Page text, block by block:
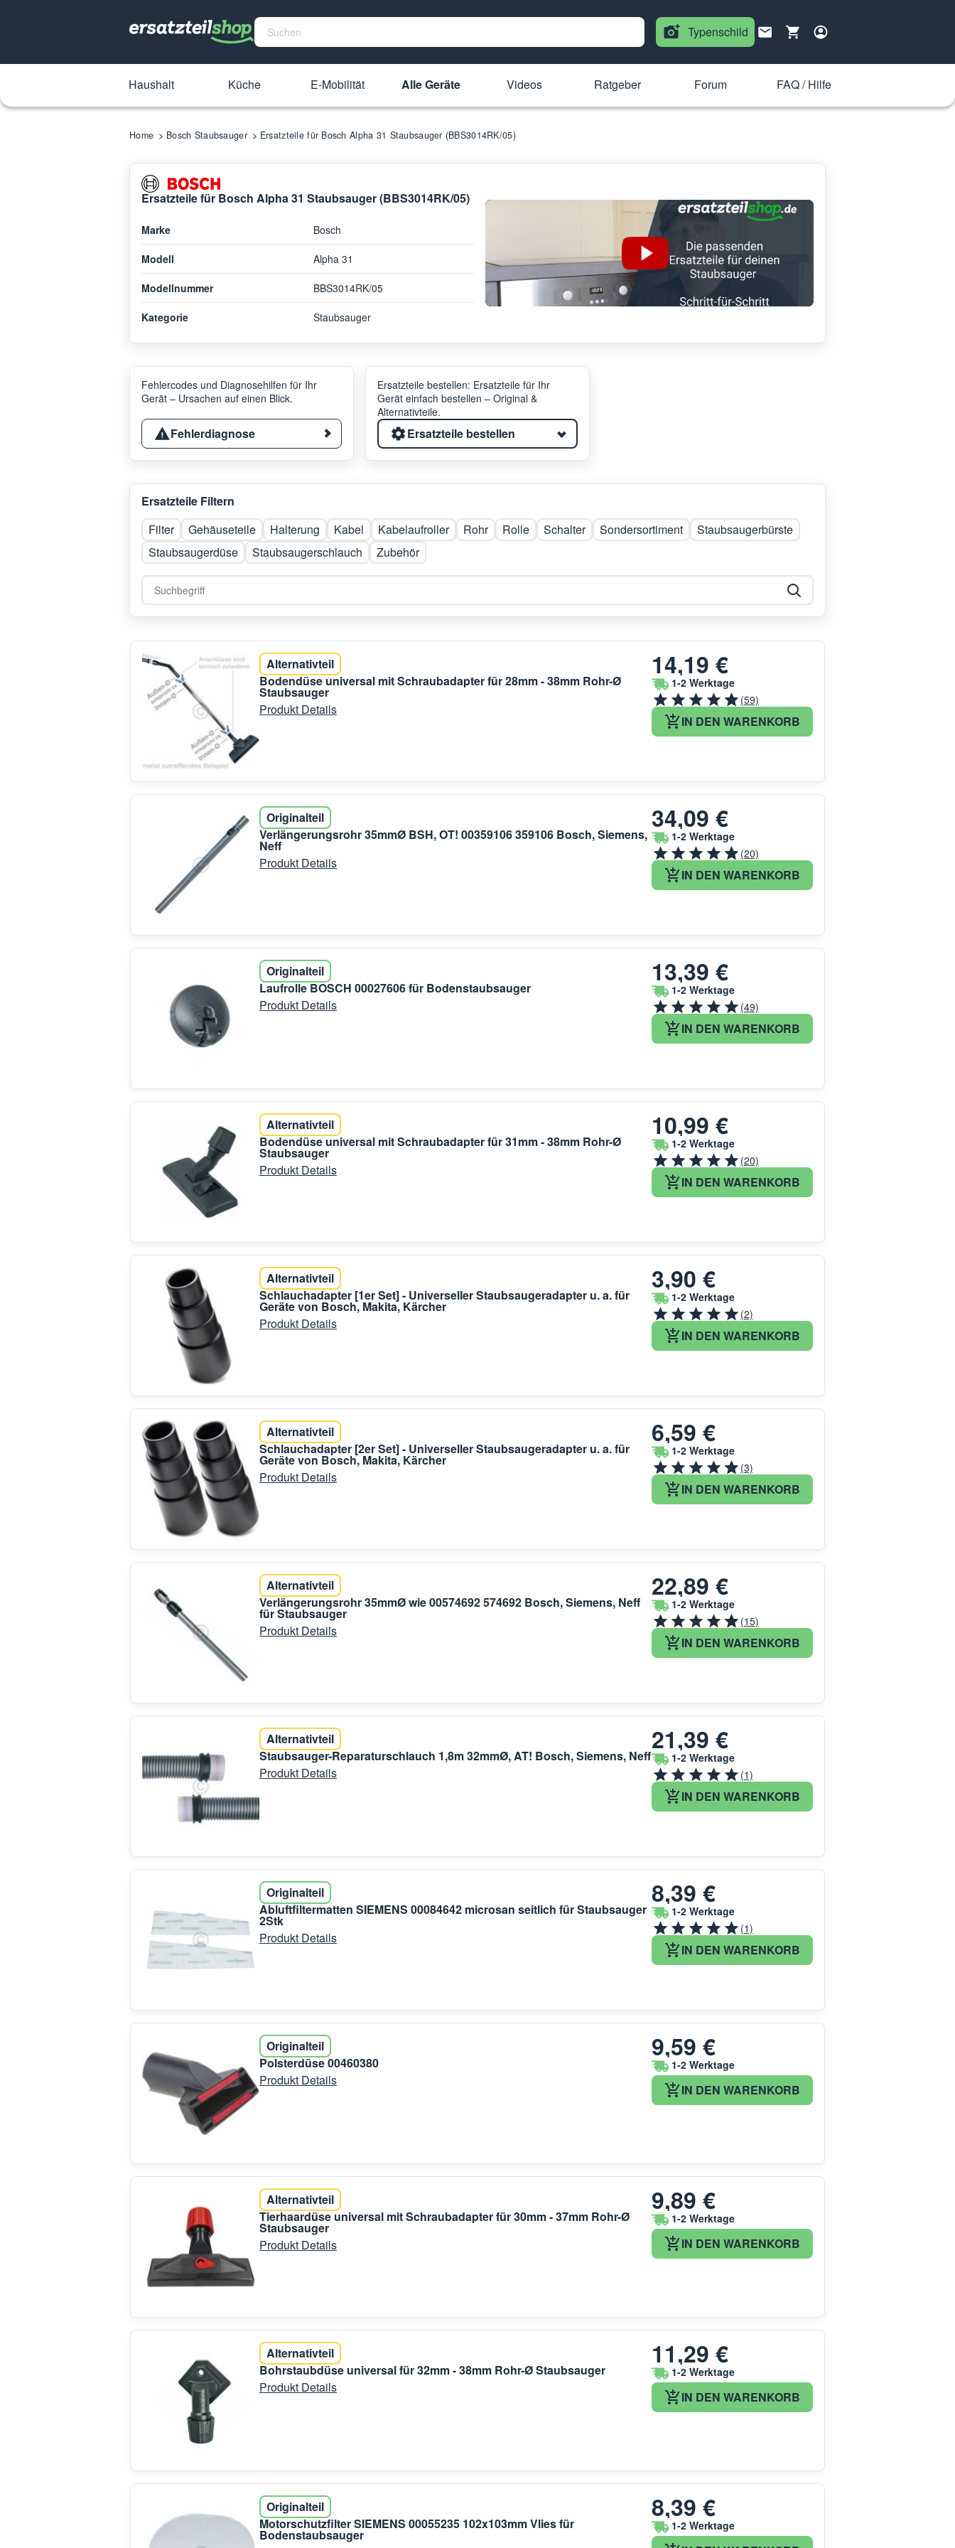
Typenschild
Haushalt Küche E-Mobilität Alle Geräte Videos Ratgeber Forum FAQ / Hilfe
Home Bosch Staubsauger Ersatzteile für Bosch Alpha 31 Staubsauger (BBS3014RK/05)
Ersatzteile für Bosch Alpha 31 Staubsauger (BBS3014RK/05)
Marke Bosch
Modell Alpha 31
Modellnummer BBS3014RK/05
Kategorie Staubsauger
Fehlercodes und Diagnosehilfen für Ihr
Gerät – Ursachen auf einen Blick.
Fehlerdiagnose
Ersatzteile bestellen: Ersatzteile für Ihr
Gerät einfach bestellen – Original &
Alternativteile.
Ersatzteile bestellen
Ersatzteile Filtern
Filter
Gehäuseteile Halterung Kabel Kabelaufroller Rohr Rolle Schalter Sondersortiment
Staubsaugerbürste
Staubsaugerdüse
Staubsaugerschlauch Zubehör
Alternativteil
Bodendüse universal mit Schraubadapter für 28mm - 38mm Rohr-Ø
Staubsauger
Produkt Details
14,19 €
1-2 Werktage
(59)
IN DEN WARENKORB
Originalteil
Verlängerungsrohr 35mmØ BSH, OT! 00359106 359106 Bosch, Siemens,
Neff
Produkt Details
34,09 €
1-2 Werktage
(20)
IN DEN WARENKORB
Originalteil
Laufrolle BOSCH 00027606 für Bodenstaubsauger
Produkt Details
13,39 €
1-2 Werktage
(49)
IN DEN WARENKORB
Alternativteil
Bodendüse universal mit Schraubadapter für 31mm - 38mm Rohr-Ø
Staubsauger
Produkt Details
10,99 €
1-2 Werktage
(20)
IN DEN WARENKORB
Alternativteil
Schlauchadapter [1er Set] - Universeller Staubsaugeradapter u. a. für
Geräte von Bosch, Makita, Kärcher
Produkt Details
3,90 €
1-2 Werktage
(2)
IN DEN WARENKORB
Alternativteil
Schlauchadapter [2er Set] - Universeller Staubsaugeradapter u. a. für
Geräte von Bosch, Makita, Kärcher
Produkt Details
6,59 €
1-2 Werktage
(3)
IN DEN WARENKORB
Alternativteil
Verlängerungsrohr 35mmØ wie 00574692 574692 Bosch, Siemens, Neff
für Staubsauger
Produkt Details
22,89 €
1-2 Werktage
(15)
IN DEN WARENKORB
Alternativteil
Staubsauger-Reparaturschlauch 1,8m 32mmØ, AT! Bosch, Siemens, Neff
Produkt Details
21,39 €
1-2 Werktage
(1)
IN DEN WARENKORB
Originalteil
Abluftfiltermatten SIEMENS 00084642 microsan seitlich für Staubsauger
2Stk
Produkt Details
8,39 €
1-2 Werktage
(1)
IN DEN WARENKORB
Originalteil
Polsterdüse 00460380
Produkt Details
9,59 €
1-2 Werktage
IN DEN WARENKORB
Alternativteil
Tierhaardüse universal mit Schraubadapter für 30mm - 37mm Rohr-Ø
Staubsauger
Produkt Details
9,89 €
1-2 Werktage
IN DEN WARENKORB
Alternativteil
Bohrstaubdüse universal für 32mm - 38mm Rohr-Ø Staubsauger
Produkt Details
11,29 €
1-2 Werktage
IN DEN WARENKORB
Originalteil
Motorschutzfilter SIEMENS 00055235 102x103mm Vlies für
Bodenstaubsauger
8,39 €
1-2 Werktage